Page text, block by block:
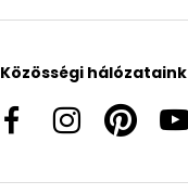
Közösségi hálózataink